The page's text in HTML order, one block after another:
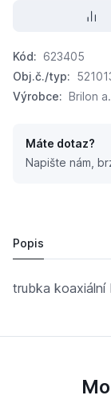
Kód: 623405
Obj.č./typ:
Výrobce: Brilon
Máte dotaz?
Napište nám,
Popis
trubka